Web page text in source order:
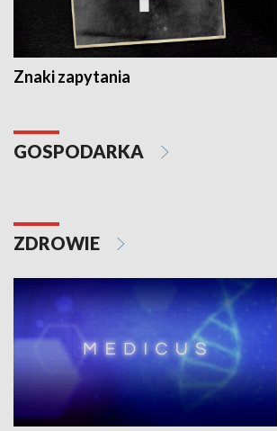
Znaki zapytania
GOSPODARKA
ZDROWIE